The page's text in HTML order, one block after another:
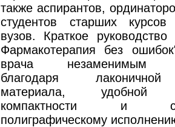
также аспирантов,
студентов старших курсов
вузов. Краткое руководство
Фармакотерапия без
врача незаменимым
благодаря лаконичной
материала, удобной
компактности и
полиграфическому